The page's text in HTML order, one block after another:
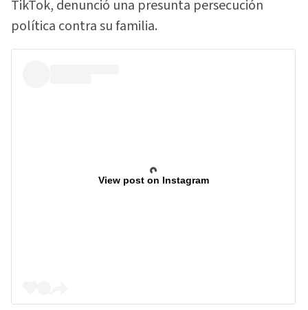
TikTok, denunció una presunta persecución
política contra su familia.
View post on Instagram